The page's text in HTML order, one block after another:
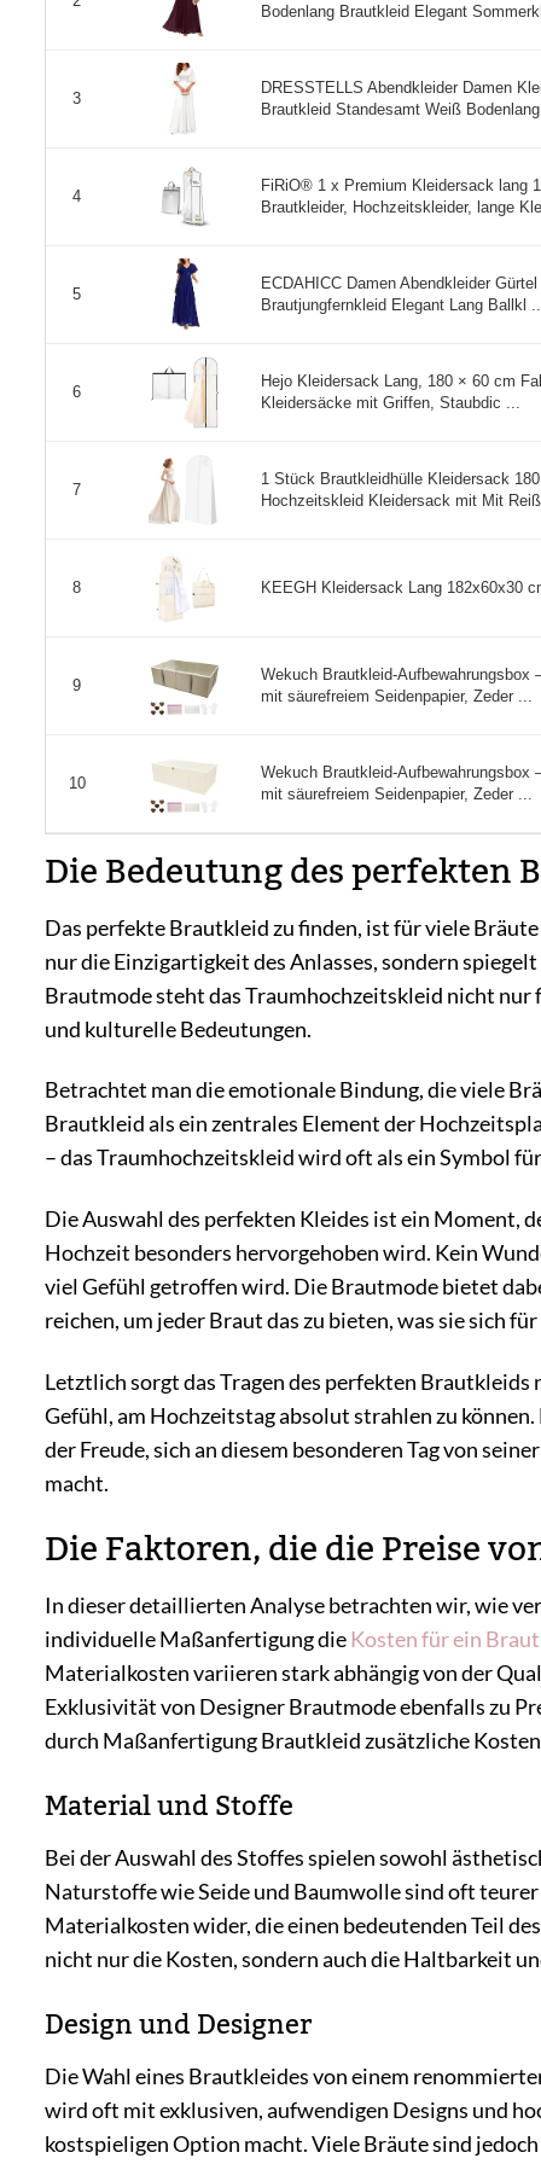
Bodenlang Brautkleid Elegant
3
DRESSTELLS Abendkleider Damen
Brautkleid Standesamt Weiß
4
FiRiO® 1 x Premium Kleidersack lang
Brautkleider, Hochzeitskleider, lange
5
ECDAHICC Damen Abendkleider
Brautjungfernkleid Elegant Lang Ballkl
6
Hejo Kleidersack Lang, 180 × 60 cm
Kleidersäcke mit Griffen, Staubdic ...
7
1 Stück Brautkleidhülle Kleidersack
Hochzeitskleid Kleidersack mit Mit
8 KEEGH Kleidersack Lang 182x60x30
9
Wekuch Brautkleid-Aufbewahrungsbox
mit säurefreiem Seidenpapier, Zeder ...
10
Wekuch Brautkleid-Aufbewahrungsbox
mit säurefreiem Seidenpapier, Zeder ...
Die Bedeutung des perfekten
Das perfekte Brautkleid zu finden, ist für viele
nur die Einzigartigkeit des Anlasses, sondern
Brautmode steht das Traumhochzeitskleid nicht nur
und kulturelle Bedeutungen.
Betrachtet man die emotionale Bindung, die viele
Brautkleid als ein zentrales Element der
– das Traumhochzeitskleid wird oft als ein Symbol
Die Auswahl des perfekten Kleides ist ein Moment,
Hochzeit besonders hervorgehoben wird. Kein
viel Gefühl getroffen wird. Die Brautmode bietet
reichen, um jeder Braut das zu bieten, was sie sich
Letztlich sorgt das Tragen des perfekten
Gefühl, am Hochzeitstag absolut strahlen zu
der Freude, sich an diesem besonderen Tag von
macht.
Die Faktoren, die die Preise
In dieser detaillierten Analyse betrachten wir, wie
individuelle Maßanfertigung dieKosten für ein
Materialkosten variieren stark abhängig von der
Exklusivität von Designer Brautmode ebenfalls zu
durch Maßanfertigung Brautkleid zusätzliche
Material und Stoffe
Bei der Auswahl des Stoffes spielen sowohl
Naturstoffe wie Seide und Baumwolle sind oft
Materialkosten wider, die einen bedeutenden Teil
nicht nur die Kosten, sondern auch die Haltbarkeit
Design und Designer
Die Wahl eines Brautkleides von einem
wird oft mit exklusiven, aufwendigen Designs und
kostspieligen Option macht. Viele Bräute sind